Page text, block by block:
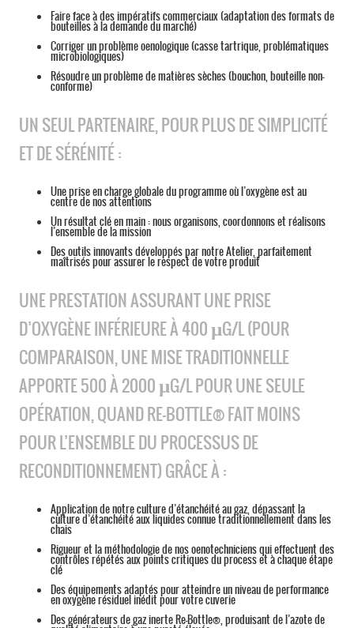
Faire face à des impératifs commerciaux (adaptation des formats de
bouteilles à la demande du marché)
Corriger un problème oenologique (casse tartrique, problématiques
microbiologiques)
Résoudre un problème de matières sèches (bouchon, bouteille non-
conforme)
UN SEUL PARTENAIRE, POUR PLUS DE SIMPLICITÉ
ET DE SÉRÉNITÉ :
Une prise en charge globale du programme où l’oxygène est au
centre de nos attentions
Un résultat clé en main : nous organisons, coordonnons et réalisons
l’ensemble de la mission
Des outils innovants développés par notre Atelier, parfaitement
maîtrisés pour assurer le respect de votre produit
UNE PRESTATION ASSURANT UNE PRISE
D’OXYGÈNE INFÉRIEURE À 400µG/L (POUR
COMPARAISON, UNE MISE TRADITIONNELLE
APPORTE 500 À 2000µG/L POUR UNE SEULE
OPÉRATION, QUAND RE-BOTTLE® FAIT MOINS
POUR L’ENSEMBLE DU PROCESSUS DE
RECONDITIONNEMENT) GRÂCE À :
Application de notre culture d’étanchéité au gaz, dépassant la
culture d’étanchéité aux liquides connue traditionnellement dans les
chais
Rigueur et la méthodologie de nos oenotechniciens qui effectuent des
contrôles répétés aux points critiques du process et à chaque étape
clé
Des équipements adaptés pour atteindre un niveau de performance
en oxygène résiduel inédit pour votre cuverie
Des générateurs de gaz inerte Re-Bottle®, produisant de l’azote de